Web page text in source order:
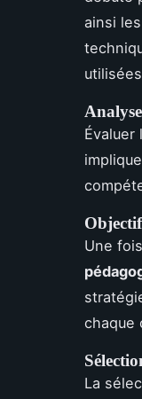
ainsi les
Une
chaque
La